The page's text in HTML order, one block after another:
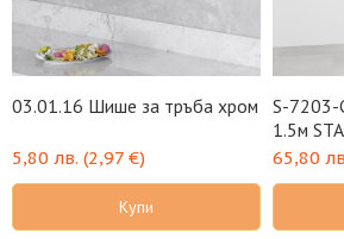
03.01.16 Шише за тръба хром
5,80 лв. (2,97 €)
Купи
S-7203-
1.5м
65,80